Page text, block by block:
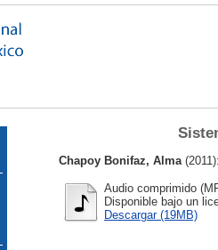
Chapoy Bonifaz, Alma (2011):
Audio comprimido
Disponible bajo un
Descargar (19MB)